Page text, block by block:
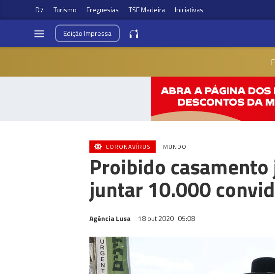
D7 Turismo Freguesias TSF Madeira Iniciativas
EdiçãoImpressa
CORONAVÍRUS MUNDO
Proibido
juntar 10.000
Agência Lusa 18 out 2020 05:08